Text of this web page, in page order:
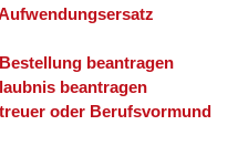
beantragen
beantragen
oder Berufsvormund